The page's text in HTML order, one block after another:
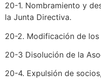
20-1. Nombramiento y
la Junta Directiva.
20-2. Modificación de los
20-3 Disolución de la
20-4. Expulsión de